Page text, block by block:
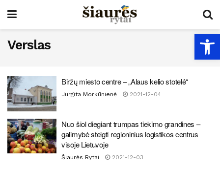
Verslas
Biržų miesto centre – „Alaus kelio stotelė“
Jurgita Morkūnienė 2021-12-04
Nuo šiol diegiant trumpas tiekimo grandines –
galimybė steigti regioninius logistikos centrus
visoje Lietuvoje
Šiaurės Rytai 2021-12-03